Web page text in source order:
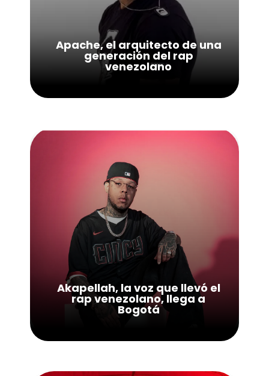
Apache, el arquitecto de una
generación del rap
venezolano
Akapellah, la voz que llevó el
rap venezolano, llega a
Bogotá